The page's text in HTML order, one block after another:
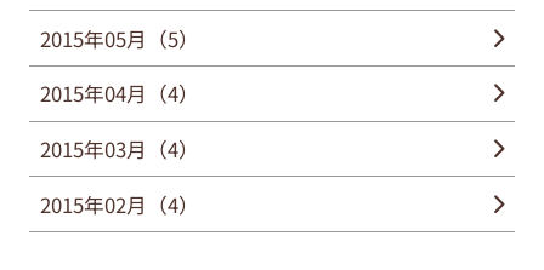
2015年05月（5）
2015年04月（4）
2015年03月（4）
2015年02月（4）